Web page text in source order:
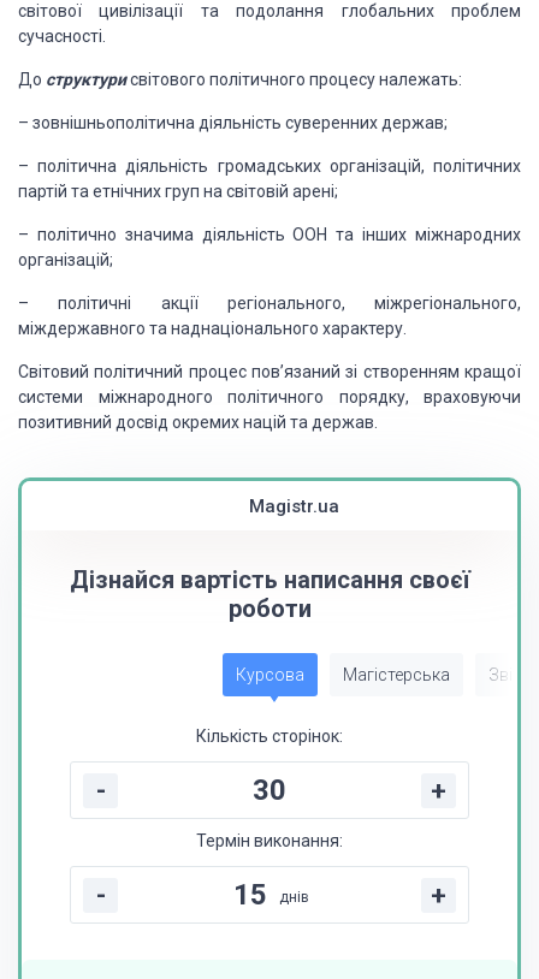
світової цивілізації та подолання глобальних проблем
сучасності.
До структурисвітового політичного процесу належать:
– зовнішньополітична діяльність суверенних держав;
– політична діяльність громадських організацій, політичних
партій та етнічних груп на світовій арені;
– політично значима діяльність ООН та інших міжнародних
організацій;
– політичні акції регіонального, міжрегіонального,
міждержавного та наднаціонального характеру.
Світовий політичний процес пов’язаний зі створенням кращої
системи міжнародного політичного порядку, враховуючи
позитивний досвід окремих націй та держав.
Magistr.ua
Дізнайся вартість написання своєї
роботи
Курсова Магістерська Звіт
Кількість сторінок:
- +
Термін виконання:
- днів +